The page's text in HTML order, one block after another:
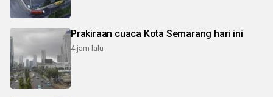
Prakiraan cuaca Kota Semarang hari ini
4 jam lalu